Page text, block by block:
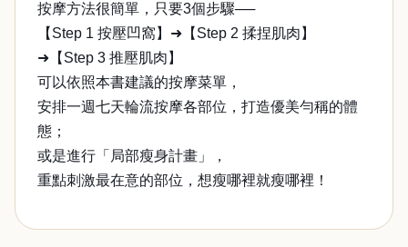
按摩方法很簡單，只要3個步驟──
【Step 1 按壓凹窩】➜【Step 2 揉捏肌肉】
➜【Step 3 推壓肌肉】
可以依照本書建議的按摩菜單，
安排一週七天輪流按摩各部位，打造優美勻稱的體
態；
或是進行「局部瘦身計畫」，
重點刺激最在意的部位，想瘦哪裡就瘦哪裡！